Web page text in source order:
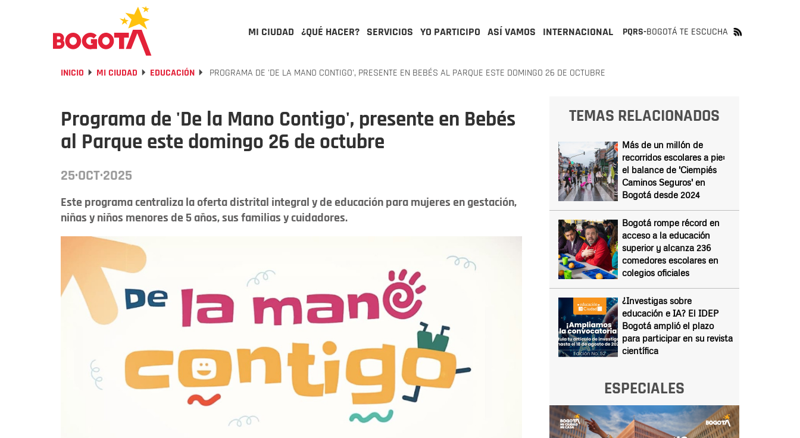
MI CIUDAD ¿QUÉ HACER? SERVICIOS YO PARTICIPO ASÍ VAMOS INTERNACIONAL PQRS-BOGOTÁ TE ESCUCHA
INICIO MI CIUDAD EDUCACIÓN PROGRAMA DE 'DE LA MANO CONTIGO', PRESENTE EN BEBÉS AL PARQUE ESTE DOMINGO 26 DE OCTUBRE
Programa de 'De la Mano Contigo', presente en Bebés
al Parque este domingo 26 de octubre
25·OCT·2025
Este programa centraliza la oferta distrital integral y de educación para mujeres en gestación,
niñas y niños menores de 5 años, sus familias y cuidadores.
TEMAS RELACIONADOS
Más de un millón de
recorridos escolares a pie:
el balance de 'Ciempiés
Caminos Seguros' en
Bogotá desde 2024
Bogotá rompe récord en
acceso a la educación
superior y alcanza 236
comedores escolares en
colegios oficiales
¿Investigas sobre
educación e IA? El IDEP
Bogotá amplió el plazo
para participar en su revista
científica
ESPECIALES